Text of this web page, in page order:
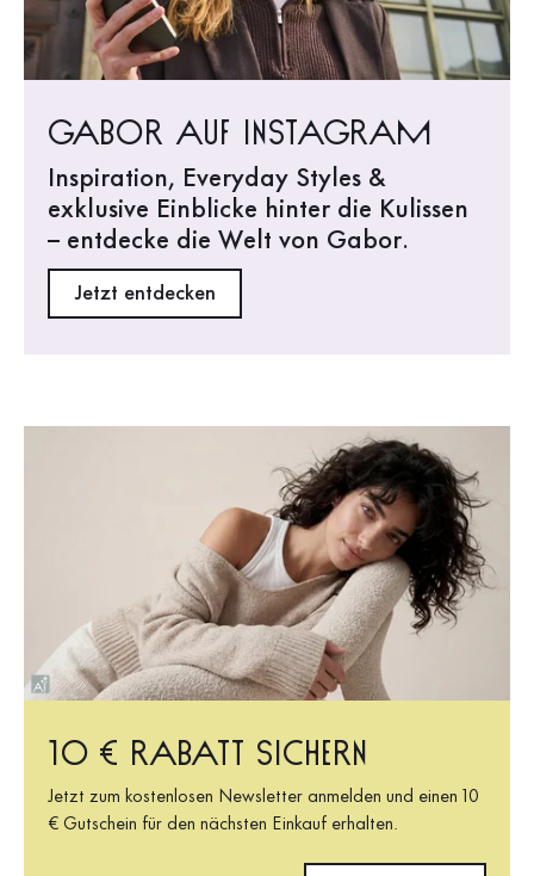
Gabor auf Instagram
Inspiration, Everyday Styles &
exklusive Einblicke hinter die Kulissen
– entdecke die Welt von Gabor.
Jetzt entdecken
10 € Rabatt sichern
Jetzt zum kostenlosen Newsletter anmelden und einen 10
€ Gutschein für den nächsten Einkauf erhalten.